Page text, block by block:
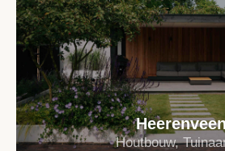
Heerenveen
Houtbouw,